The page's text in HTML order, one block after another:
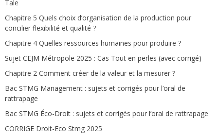
Tale
Chapitre 5 Quels choix d’organisation de la production pour
concilier flexibilité et qualité ?
Chapitre 4 Quelles ressources humaines pour produire ?
Sujet CEJM Métropole 2025 : Cas Tout en perles (avec corrigé)
Chapitre 2 Comment créer de la valeur et la mesurer ?
Bac STMG Management : sujets et corrigés pour l’oral de
rattrapage
Bac STMG Éco-Droit : sujets et corrigés pour l’oral de rattrapage
CORRIGE Droit-Eco Stmg 2025